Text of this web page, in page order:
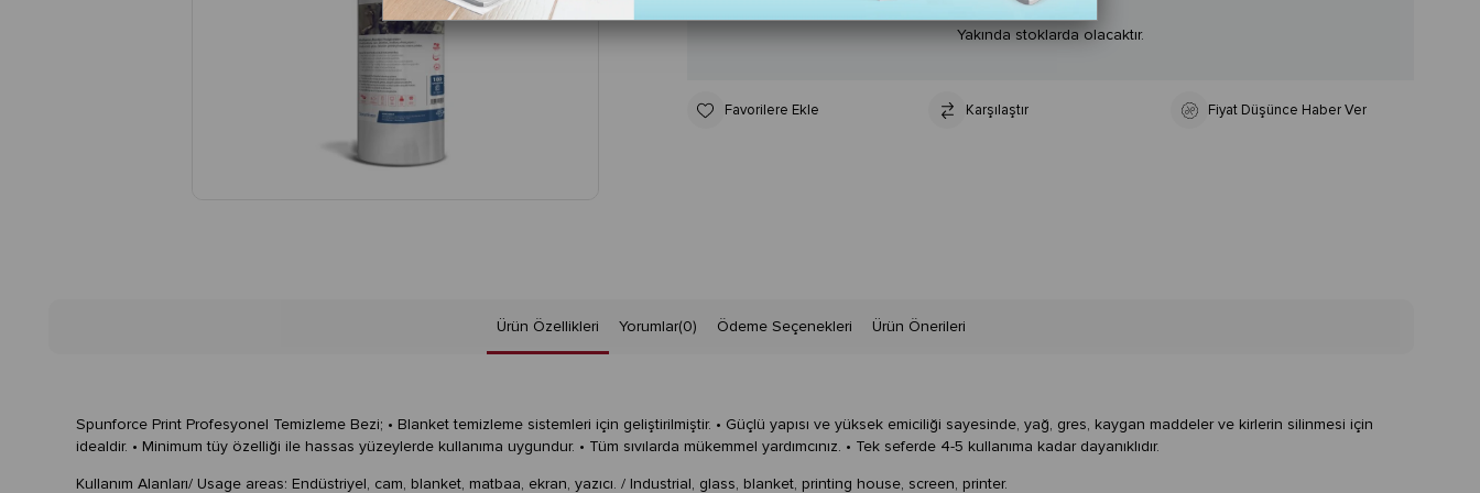
Yakında stoklarda olacaktır.
Favorilere Ekle Karşılaştır Fiyat Düşünce Haber Ver
Ürün Özellikleri Yorumlar(0) Ödeme Seçenekleri Ürün Önerileri
Spunforce Print Profesyonel Temizleme Bezi; • Blanket temizleme sistemleri için geliştirilmiştir. • Güçlü yapısı ve yüksek emiciliği sayesinde, yağ, gres, kaygan maddeler ve kirlerin silinmesi için
idealdir. • Minimum tüy özelliği ile hassas yüzeylerde kullanıma uygundur. • Tüm sıvılarda mükemmel yardımcınız. • Tek seferde 4-5 kullanıma kadar dayanıklıdır.
Kullanım Alanları/ Usage areas: Endüstriyel, cam, blanket, matbaa, ekran, yazıcı. / Industrial, glass, blanket, printing house, screen, printer.